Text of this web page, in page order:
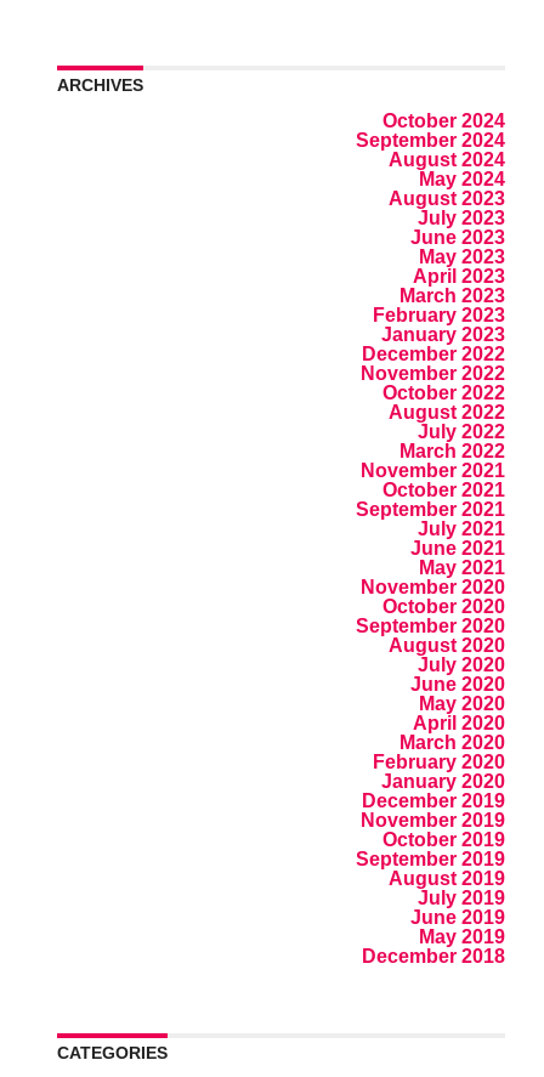
ARCHIVES
October 2024
September 2024
August 2024
May 2024
August 2023
July 2023
June 2023
May 2023
April 2023
March 2023
February 2023
January 2023
December 2022
November 2022
October 2022
August 2022
July 2022
March 2022
November 2021
October 2021
September 2021
July 2021
June 2021
May 2021
November 2020
October 2020
September 2020
August 2020
July 2020
June 2020
May 2020
April 2020
March 2020
February 2020
January 2020
December 2019
November 2019
October 2019
September 2019
August 2019
July 2019
June 2019
May 2019
December 2018
CATEGORIES